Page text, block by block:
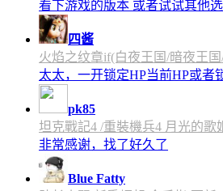
看下游戏的版本 或者试试其他
四酱
火焰之纹章if(白夜王国/暗夜王国
太太，一开锁定HP当前HP或者
pk85
坦克戰記4 /重裝機兵4 月光的歌
非常感谢，找了好久了
Blue Fatty